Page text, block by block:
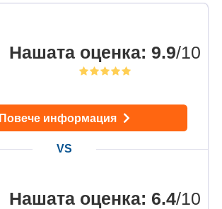
Нашата оценка: 9.9/10
Повече информация
Нашата оценка: 6.4/10